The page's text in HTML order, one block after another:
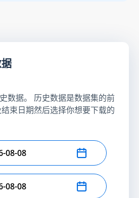
数据。 历史数据是数据集的前
束日期然后选择你想要下载的